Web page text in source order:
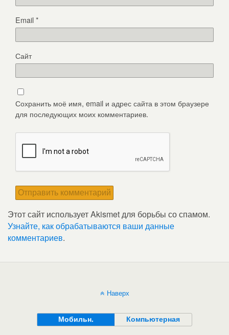
Email*
Сайт
Сохранить моё имя, email и адрес сайта в этом браузере
для последующих моих комментариев.
Этот сайт использует Akismet для борьбы со спамом.
Узнайте, как обрабатываются ваши данные
комментариев.
Наверх
Мобильн. Компьютерная